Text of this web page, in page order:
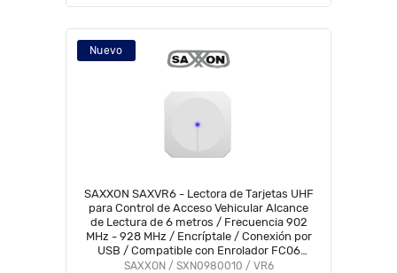
Nuevo
SAXXON SAXVR6 - Lectora de Tarjetas UHF
para Control de Acceso Vehicular Alcance
de Lectura de 6 metros / Frecuencia 902
MHz - 928 MHz / Encríptale / Conexión por
USB / Compatible con Enrolador FC06
#SXN01
SAXXON / SXN0980010 / VR6